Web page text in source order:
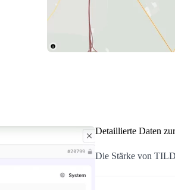
Detaillierte Daten
Die Stärke von